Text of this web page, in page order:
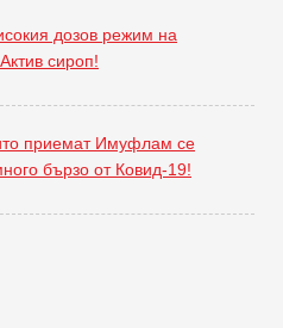
дозов режим на
сироп!
приемат Имуфлам се
бързо от Ковид-19!